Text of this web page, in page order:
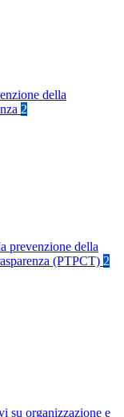
della
2
prevenzione della
(PTPCT) 2
su organizzazione e